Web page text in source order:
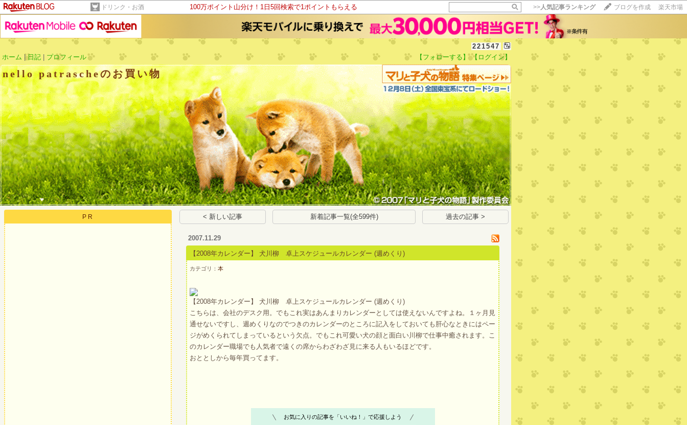
ドリンク・お酒 100万ポイント山分け！1日5回検索で1ポイントもらえる >>人気記事ランキング ブログを作成 楽天市場
221547
ホーム |日記 プロフィール 【フォローする】 【ログイン】
nello patrascheのお買い物
15記事にいいね！で1ポイント
10秒滞在
いいね!
PR < 新しい記事 新着記事一覧(全599件) 過去の記事 >
2007.11.29
【2008年カレンダー】 犬川柳 卓上スケジュールカレンダー (週めくり)
カテゴリ：本
【2008年カレンダー】 犬川柳 卓上スケジュールカレンダー (週めくり)
こちらは、会社のデスク用。でもこれ実はあんまりカレンダーとしては使えないんですよね。１ヶ月見
通せないですし、週めくりなのでつきのカレンダーのところに記入をしておいても肝心なときにはペー
ジがめくられてしまっているという欠点。でもこれ可愛い犬の顔と面白い川柳で仕事中癒されます。こ
のカレンダー職場でも人気者で遠くの席からわざわざ見に来る人もいるほどです。
おととしから毎年買ってます。
お気に入りの記事を「いいね！」で応援しよう